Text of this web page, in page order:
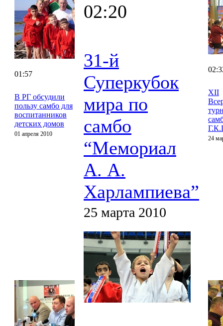
01:57
В РГ обсудили
пользу самбо для
воспитанников
детских домов
01 апреля 2010
02:20
31-й
Суперкубок
мира по
самбо
“Мемориал
А. А.
Харлампиева”
25 марта 2010
XII
24